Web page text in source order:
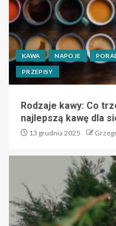
KAWA NAPOJE
PRZEPISY
Rodzaje kawy: Co
najlepszą kawę dla
13 grudnia 2025